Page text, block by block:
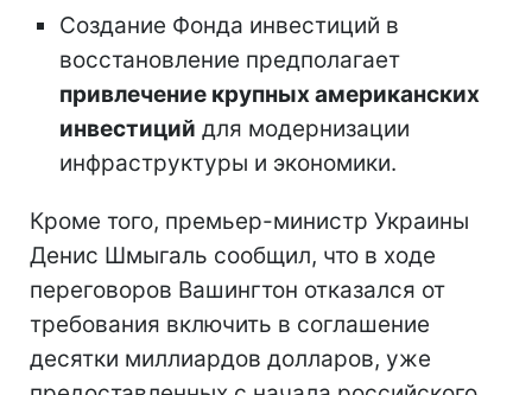
Создание Фонда инвестиций в
восстановление предполагает
привлечение крупных американских
инвестиций для модернизации
инфраструктуры и экономики.
Кроме того, премьер-министр Украины
Денис Шмыгаль сообщил, что в ходе
переговоров Вашингтон отказался от
требования включить в соглашение
десятки миллиардов долларов, уже